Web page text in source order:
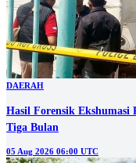
DAERAH
Hasil Forensik
Tiga Bulan
05 Aug 2026 06:00 UTC